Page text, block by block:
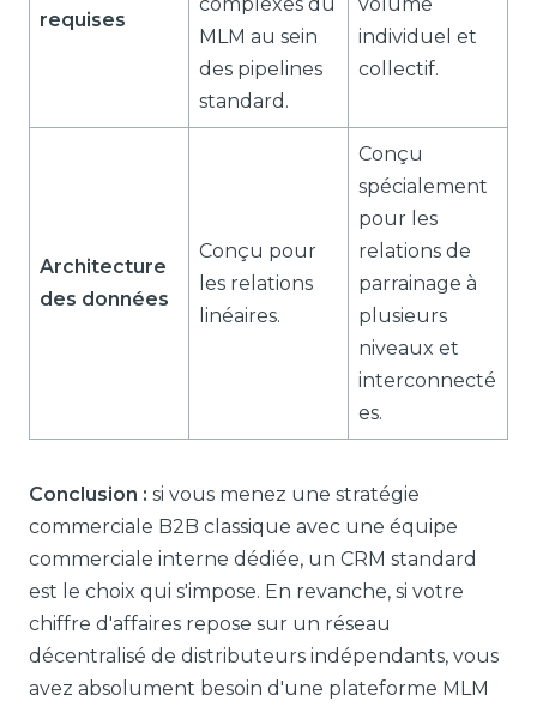
requises
MLM au sein
des pipelines
standard.
individuel et
collectif.
Architecture
des données
Conçu pour
les relations
linéaires.
Conçu
spécialement
pour les
relations de
parrainage à
plusieurs
niveaux et
interconnecté
es.
Conclusion : si vous menez une stratégie
commerciale B2B classique avec une équipe
commerciale interne dédiée, un CRM standard
est le choix qui s'impose. En revanche, si votre
chiffre d'affaires repose sur un réseau
décentralisé de distributeurs indépendants, vous
avez absolument besoin d'une plateforme MLM